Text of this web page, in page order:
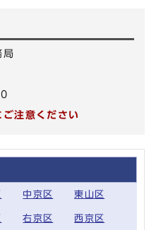
局
注意ください
中京区 東山区
右京区 西京区